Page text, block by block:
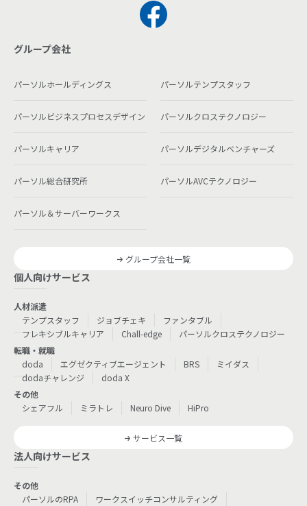
グループ会社
パーソルホールディングス パーソルテンプスタッフ
パーソルビジネスプロセスデザイン パーソルクロステクノロジー
パーソルキャリア パーソルデジタルベンチャーズ
パーソル総合研究所 パーソルAVCテクノロジー
パーソル＆サーバーワークス
グループ会社一覧
個人向けサービス
人材派遣
テンプスタッフ
ジョブチェキ
ファンタブル
フレキシブルキャリア
Chall-edge
パーソルクロステクノロジー
転職・就職
doda
エグゼクティブエージェント BRS
ミイダス
dodaチャレンジ
doda X
その他
シェアフル
ミラトレ Neuro Dive HiPro
サービス一覧
法人向けサービス
その他
パーソルのRPA
ワークスイッチコンサルティング